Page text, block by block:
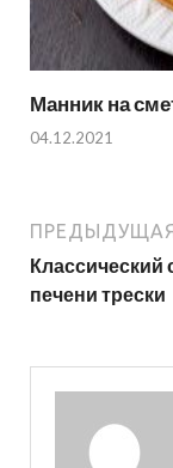
Манник на
04.12.2021
Классический
печени трески